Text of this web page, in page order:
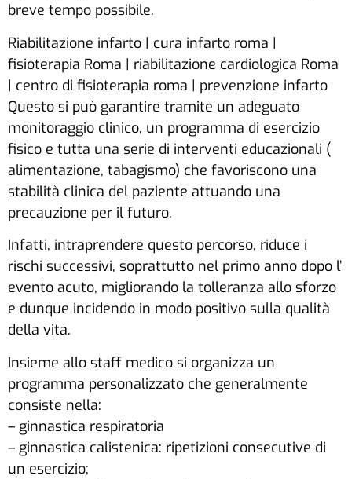
breve tempo possibile.
Riabilitazione infarto | cura infarto roma |
fisioterapia Roma | riabilitazione cardiologica Roma
| centro di fisioterapia roma | prevenzione infarto
Questo si può garantire tramite un adeguato
monitoraggio clinico, un programma di esercizio
fisico e tutta una serie di interventi educazionali (
alimentazione, tabagismo) che favoriscono una
stabilità clinica del paziente attuando una
precauzione per il futuro.
Infatti, intraprendere questo percorso, riduce i
rischi successivi, soprattutto nel primo anno dopo l’
evento acuto, migliorando la tolleranza allo sforzo
e dunque incidendo in modo positivo sulla qualità
della vita.
Insieme allo staff medico si organizza un
programma personalizzato che generalmente
consiste nella:
– ginnastica respiratoria
– ginnastica calistenica: ripetizioni consecutive di
un esercizio;